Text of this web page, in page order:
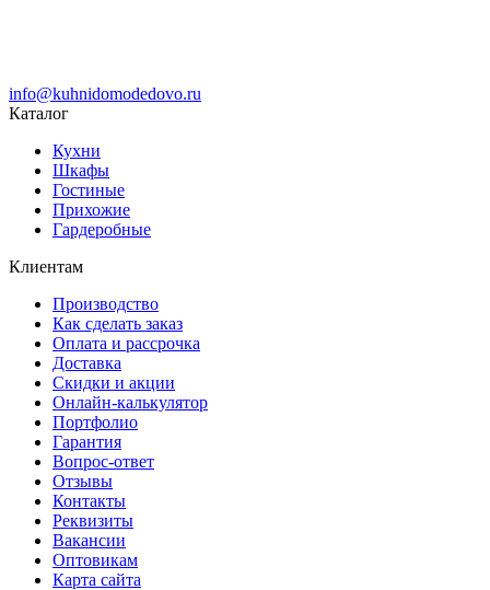
info@kuhnidomodedovo.ru
Каталог
Кухни
Шкафы
Гостиные
Прихожие
Гардеробные
Клиентам
Производство
Как сделать заказ
Оплата и рассрочка
Доставка
Скидки и акции
Онлайн-калькулятор
Портфолио
Гарантия
Вопрос-ответ
Отзывы
Контакты
Реквизиты
Вакансии
Оптовикам
Карта сайта